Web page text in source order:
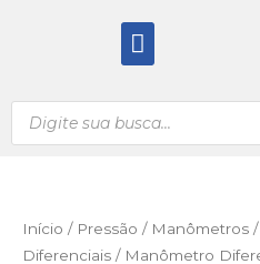
Menu
Pesquisar
produtos
Início / Pressão / Manômetros /
Diferenciais / Manômetro